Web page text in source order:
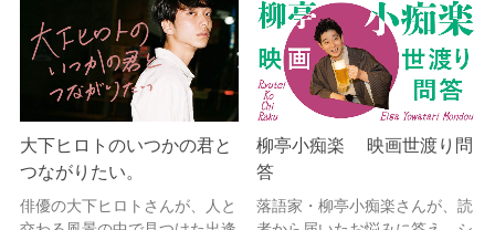
大下ヒロトのいつかの君と
つながりたい。
俳優の大下ヒロトさんが、人と
柳亭小痴楽 映画世渡り問
答
落語家・柳亭小痴楽さんが、読